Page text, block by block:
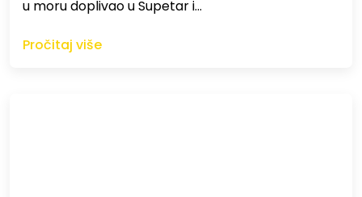
u moru doplivao u Supetar i…
Pročitaj više